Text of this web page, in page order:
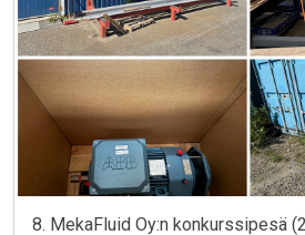
8. MekaFluid Oy:n konkurssipesä